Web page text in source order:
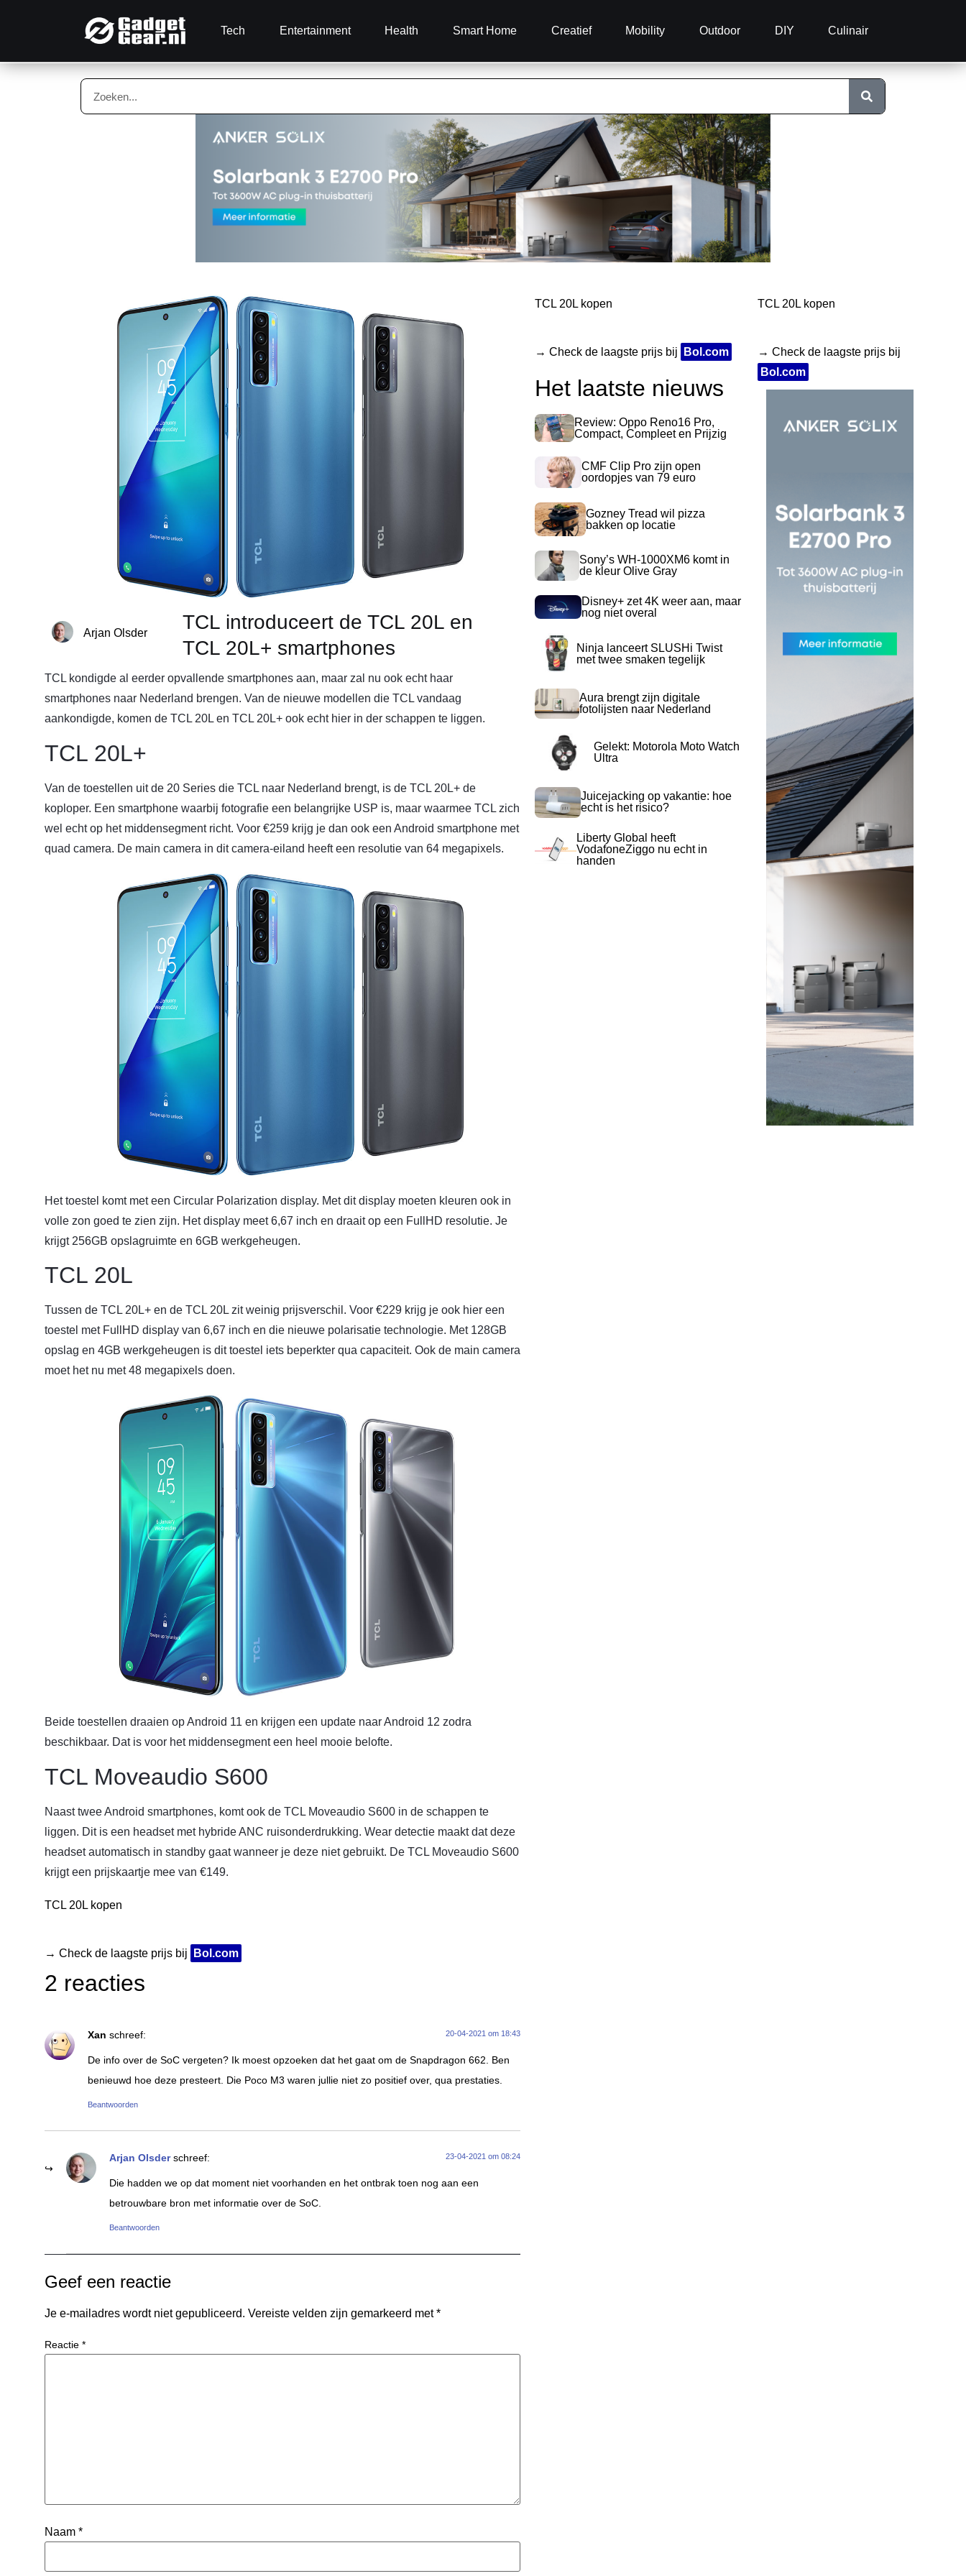
Tech Entertainment Health Smart Home Creatief Mobility Outdoor DIY Culinair
Arjan Olsder
TCL introduceert de TCL 20L en
TCL 20L+ smartphones
TCL kondigde al eerder opvallende smartphones aan, maar zal nu ook echt haar
smartphones naar Nederland brengen. Van de nieuwe modellen die TCL vandaag
aankondigde, komen de TCL 20L en TCL 20L+ ook echt hier in der schappen te liggen.
TCL 20L+
Van de toestellen uit de 20 Series die TCL naar Nederland brengt, is de TCL 20L+ de
koploper. Een smartphone waarbij fotografie een belangrijke USP is, maar waarmee TCL zich
wel echt op het middensegment richt. Voor €259 krijg je dan ook een Android smartphone met
quad camera. De main camera in dit camera-eiland heeft een resolutie van 64 megapixels.
Het toestel komt met een Circular Polarization display. Met dit display moeten kleuren ook in
volle zon goed te zien zijn. Het display meet 6,67 inch en draait op een FullHD resolutie. Je
krijgt 256GB opslagruimte en 6GB werkgeheugen.
TCL 20L
Tussen de TCL 20L+ en de TCL 20L zit weinig prijsverschil. Voor €229 krijg je ook hier een
toestel met FullHD display van 6,67 inch en die nieuwe polarisatie technologie. Met 128GB
opslag en 4GB werkgeheugen is dit toestel iets beperkter qua capaciteit. Ook de main camera
moet het nu met 48 megapixels doen.
Beide toestellen draaien op Android 11 en krijgen een update naar Android 12 zodra
beschikbaar. Dat is voor het middensegment een heel mooie belofte.
TCL Moveaudio S600
Naast twee Android smartphones, komt ook de TCL Moveaudio S600 in de schappen te
liggen. Dit is een headset met hybride ANC ruisonderdrukking. Wear detectie maakt dat deze
headset automatisch in standby gaat wanneer je deze niet gebruikt. De TCL Moveaudio S600
krijgt een prijskaartje mee van €149.
TCL 20L kopen
→ Check de laagste prijs bij Bol.com
2 reacties
Xan schreef: 20-04-2021 om 18:43
De info over de SoC vergeten? Ik moest opzoeken dat het gaat om de Snapdragon 662. Ben
benieuwd hoe deze presteert. Die Poco M3 waren jullie niet zo positief over, qua prestaties.
Beantwoorden
Arjan Olsder schreef: 23-04-2021 om 08:24
Die hadden we op dat moment niet voorhanden en het ontbrak toen nog aan een
betrouwbare bron met informatie over de SoC.
Beantwoorden
Geef een reactie
Je e-mailadres wordt niet gepubliceerd. Vereiste velden zijn gemarkeerd met*
Reactie *
Naam *
TCL 20L kopen
→ Check de laagste prijs bij Bol.com
Het laatste nieuws
Review: Oppo Reno16 Pro,
Compact, Compleet en Prijzig
CMF Clip Pro zijn open
oordopjes van 79 euro
Gozney Tread wil pizza
bakken op locatie
Sony’s WH-1000XM6 komt in
de kleur Olive Gray
Disney+ zet 4K weer aan, maar
nog niet overal
Ninja lanceert SLUSHi Twist
met twee smaken tegelijk
Aura brengt zijn digitale
fotolijsten naar Nederland
Gelekt: Motorola Moto Watch
Ultra
Juicejacking op vakantie: hoe
echt is het risico?
Liberty Global heeft
VodafoneZiggo nu echt in
handen
TCL 20L kopen
→ Check de laagste prijs bij
Bol.com